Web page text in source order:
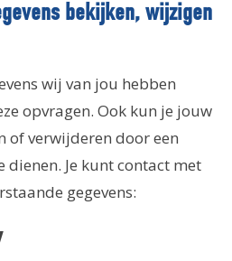
bekijken, wijzigen
wij van jou hebben
opvragen. Ook kun je jouw
of verwijderen door een
Je kunt contact met
gegevens: